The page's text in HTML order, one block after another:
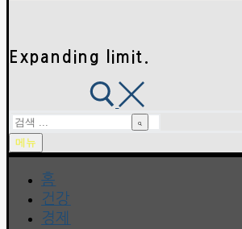
Expanding limit.
검
색
:
메뉴
홈
건강
경제